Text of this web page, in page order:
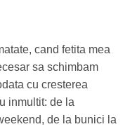
cand fetita mea
sa schimbam
cu cresterea
inmultit: de la
de la bunici la